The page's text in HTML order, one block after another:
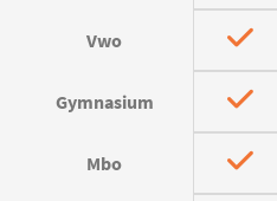
Vwo
Gymnasium
Mbo